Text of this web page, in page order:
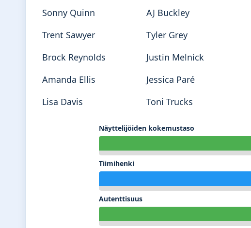
Sonny Quinn
AJ Buckley
Trent Sawyer
Tyler Grey
Brock Reynolds
Justin Melnick
Amanda Ellis
Jessica Paré
Lisa Davis
Toni Trucks
Näyttelijöiden kokemustaso
Tiimihenki
Autenttisuus